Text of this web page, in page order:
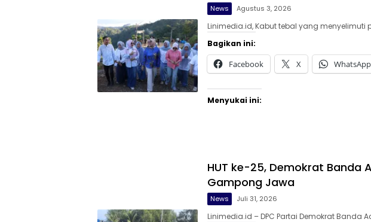
News Agustus 3, 2026
Linimedia.id, Kabut tebal yang menyelimuti
Bagikan ini:
Facebook X WhatsApp
Menyukai ini:
HUT ke-25, Demokrat Banda
Gampong Jawa
News Juli 31, 2026
Linimedia.id – DPC Partai Demokrat Banda